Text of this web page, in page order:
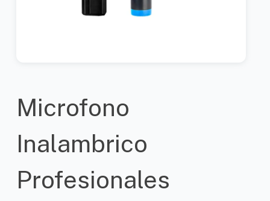
Microfono
Inalambrico
Profesionales